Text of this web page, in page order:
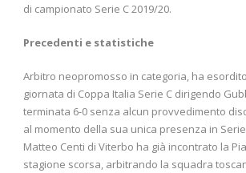
di campionato Serie C 2019/20.
Precedenti e statistiche
Arbitro neopromosso in categoria, ha
giornata di Coppa Italia Serie C dirigendo
terminata 6-0 senza alcun provvedimento
al momento della sua unica presenza in
Matteo Centi di Viterbo ha già incontrato la
stagione scorsa, arbitrando la squadra